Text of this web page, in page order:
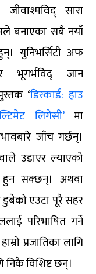
सारा
बनाएका सबै नयाँ
युनिभर्सिटी अफ
भूगर्भविद् जान
‘डिस्कार्ड: हाउ
लिगेसी’मा
जाँच गर्छन्।
उडाएर ल्याएको
हुन सक्छन्। अथवा
एउटा पूरै सहर
परिभाषित गर्ने
प्रजातिका लागि
विशिष्ट छन्।